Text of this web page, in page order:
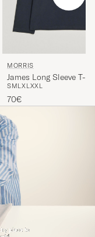
MORRIS
James Long Sleeve T-
Blue
SMLXLXXL
70€